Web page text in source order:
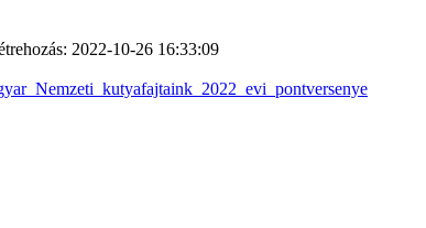
2022-10-26 16:33:09